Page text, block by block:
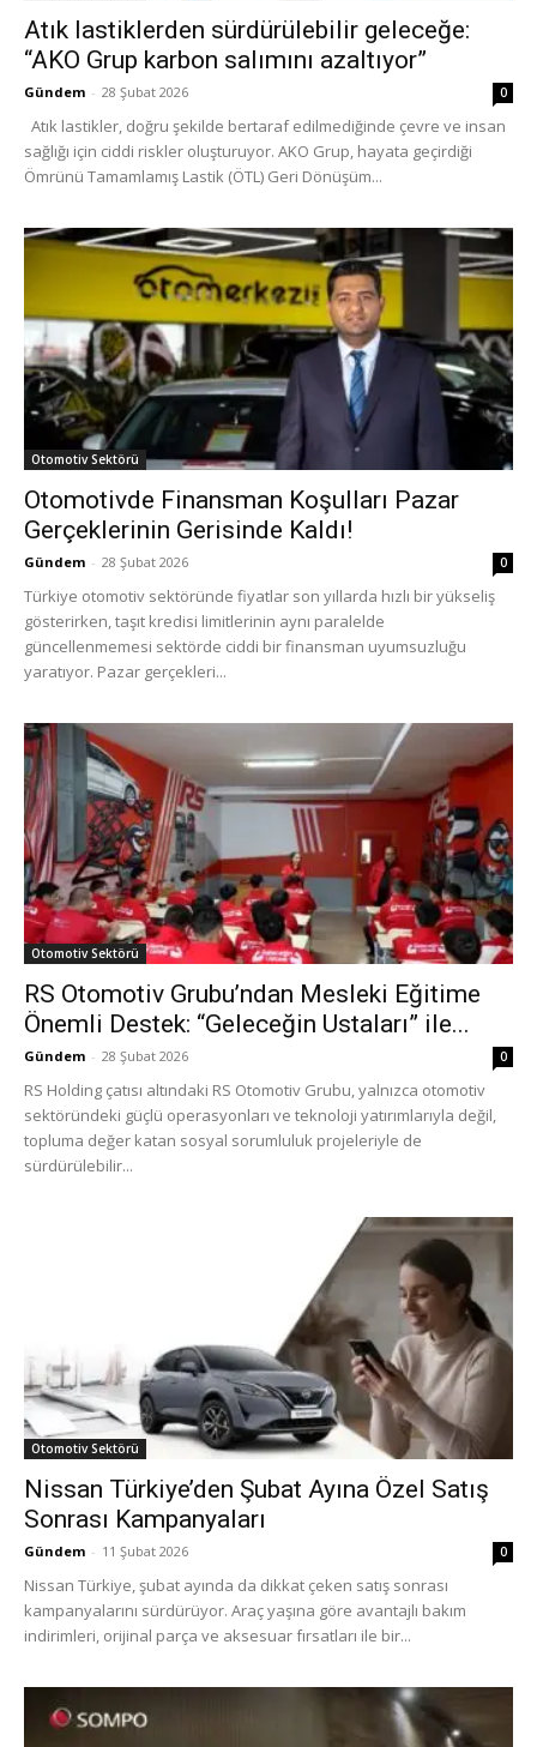
Atık lastiklerden sürdürülebilir geleceğe:
“AKO Grup karbon salımını azaltıyor”
Gündem - 28 Şubat 2026 0
Atık lastikler, doğru şekilde bertaraf edilmediğinde çevre ve insan
sağlığı için ciddi riskler oluşturuyor. AKO Grup, hayata geçirdiği
Ömrünü Tamamlamış Lastik (ÖTL) Geri Dönüşüm...
Otomotiv Sektörü
Otomotivde Finansman Koşulları Pazar
Gerçeklerinin Gerisinde Kaldı!
Gündem - 28 Şubat 2026 0
Türkiye otomotiv sektöründe fiyatlar son yıllarda hızlı bir yükseliş
gösterirken, taşıt kredisi limitlerinin aynı paralelde
güncellenmemesi sektörde ciddi bir finansman uyumsuzluğu
yaratıyor. Pazar gerçekleri...
Otomotiv Sektörü
RS Otomotiv Grubu’ndan Mesleki Eğitime
Önemli Destek: “Geleceğin Ustaları” ile...
Gündem - 28 Şubat 2026 0
RS Holding çatısı altındaki RS Otomotiv Grubu, yalnızca otomotiv
sektöründeki güçlü operasyonları ve teknoloji yatırımlarıyla değil,
topluma değer katan sosyal sorumluluk projeleriyle de
sürdürülebilir...
Otomotiv Sektörü
Nissan Türkiye’den Şubat Ayına Özel Satış
Sonrası Kampanyaları
Gündem - 11 Şubat 2026 0
Nissan Türkiye, şubat ayında da dikkat çeken satış sonrası
kampanyalarını sürdürüyor. Araç yaşına göre avantajlı bakım
indirimleri, orijinal parça ve aksesuar fırsatları ile bir...